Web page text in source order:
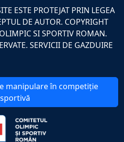
ESTE PROTEJAT PRIN LEGEA
DE AUTOR. COPYRIGHT
SI SPORTIV ROMAN.
SERVICII DE GAZDUIRE
manipulare în competiție
sportivă